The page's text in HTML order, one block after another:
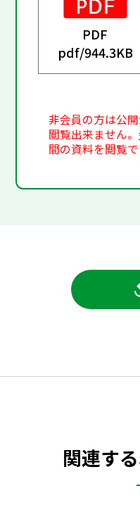
PDF
pdf/944.3KB
非会員の方は公
閲覧出来ません。
間の資料を閲覧で
関連す